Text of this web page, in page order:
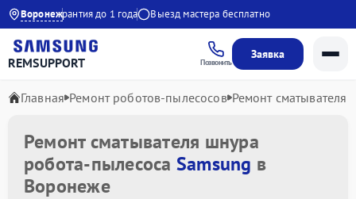
Воронеж
Гарантия до 1 года Выезд мастера бесплатно
REMSUPPORT Позвонить
Заявка
Главная Ремонт роботов-пылесосов Ремонт сматывателя
Ремонт сматывателя шнура
робота-пылесоса Samsung в
Воронеже